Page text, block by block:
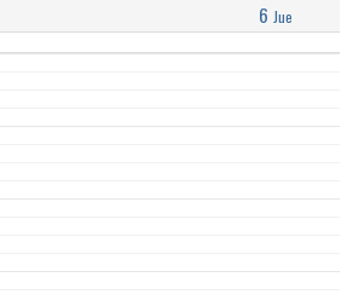
6 Jue